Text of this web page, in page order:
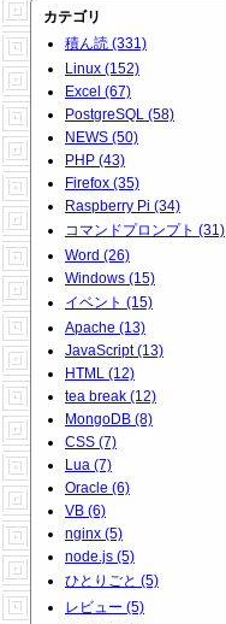
カテゴリ
積ん読 (331)
Linux (152)
Excel (67)
PostgreSQL (58)
NEWS (50)
PHP (43)
Firefox (35)
Raspberry Pi (34)
コマンドプロンプト (31)
Word (26)
Windows (15)
イベント (15)
Apache (13)
JavaScript (13)
HTML (12)
tea break (12)
MongoDB (8)
CSS (7)
Lua (7)
Oracle (6)
VB (6)
nginx (5)
node.js (5)
ひとりごと (5)
レビュー (5)